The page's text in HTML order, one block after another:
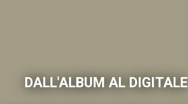
DALL'ALBUM AL DIGITALE